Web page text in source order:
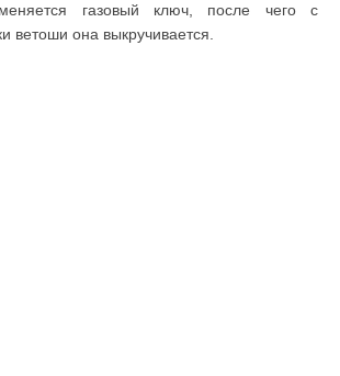
газовый ключ, после чего с
ветоши она выкручивается.